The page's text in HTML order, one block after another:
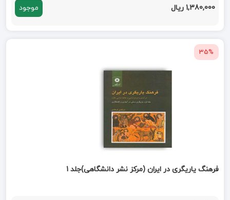
1,380,000 ریال موجود
35%
فرهنگ یاریگری در ایران (مرکز نشر دانشگاهی)جلد 1